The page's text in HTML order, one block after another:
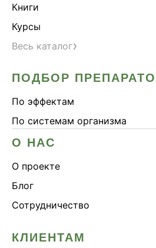
Книги
Курсы
Весь каталог›
ПОДБОР
По эффектам
По системам организма
О НАС
О проекте
Блог
Сотрудничество
КЛИЕНТАМ